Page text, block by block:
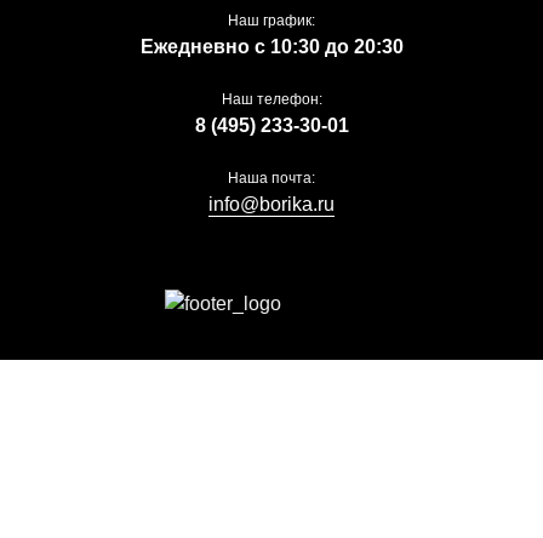
Наш график:
Ежедневно с 10:30 до 20:30
Наш телефон:
8 (495) 233-30-01
Наша почта:
info@borika.ru